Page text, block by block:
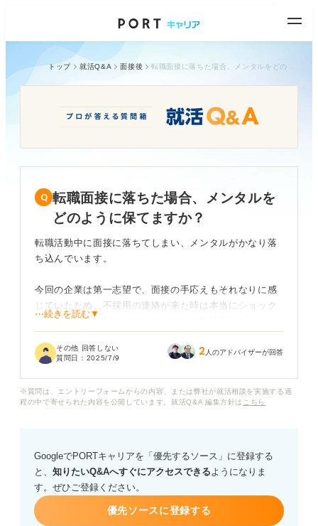
トップ 就活Q&A 面接後
転職面接に落ちた場合、メンタルを
どのように保てますか？
転職活動中に面接に落ちてしまい、メンタルがかなり落
ち込んでいます。
今回の企業は第一志望で、面接の手応えもそれなりに感
じていたため、不採用の連絡が来た時は本当にショック
でした。転職活動を始めてからすでに数社落ちており、
らえるのかわからなくなってきています。
うのではないかという不安も大きく、次の面接に臨む気
⋯続きを読む▼
その他 回答しない
質問日： 2025/7/9 2 人のアドバイザーが回答
※質問は、エントリーフォームからの内容、または弊社が就活相談を実施する過
程の中で寄せられた内容を公開しています。就活Q&A 編集方針は こちら
GoogleでPORTキャリアを「優先するソース」に登録する
と、 知りたいQ&Aへすぐにアクセスできるようになりま
す。ぜひご登録ください。
優先ソースに登録する